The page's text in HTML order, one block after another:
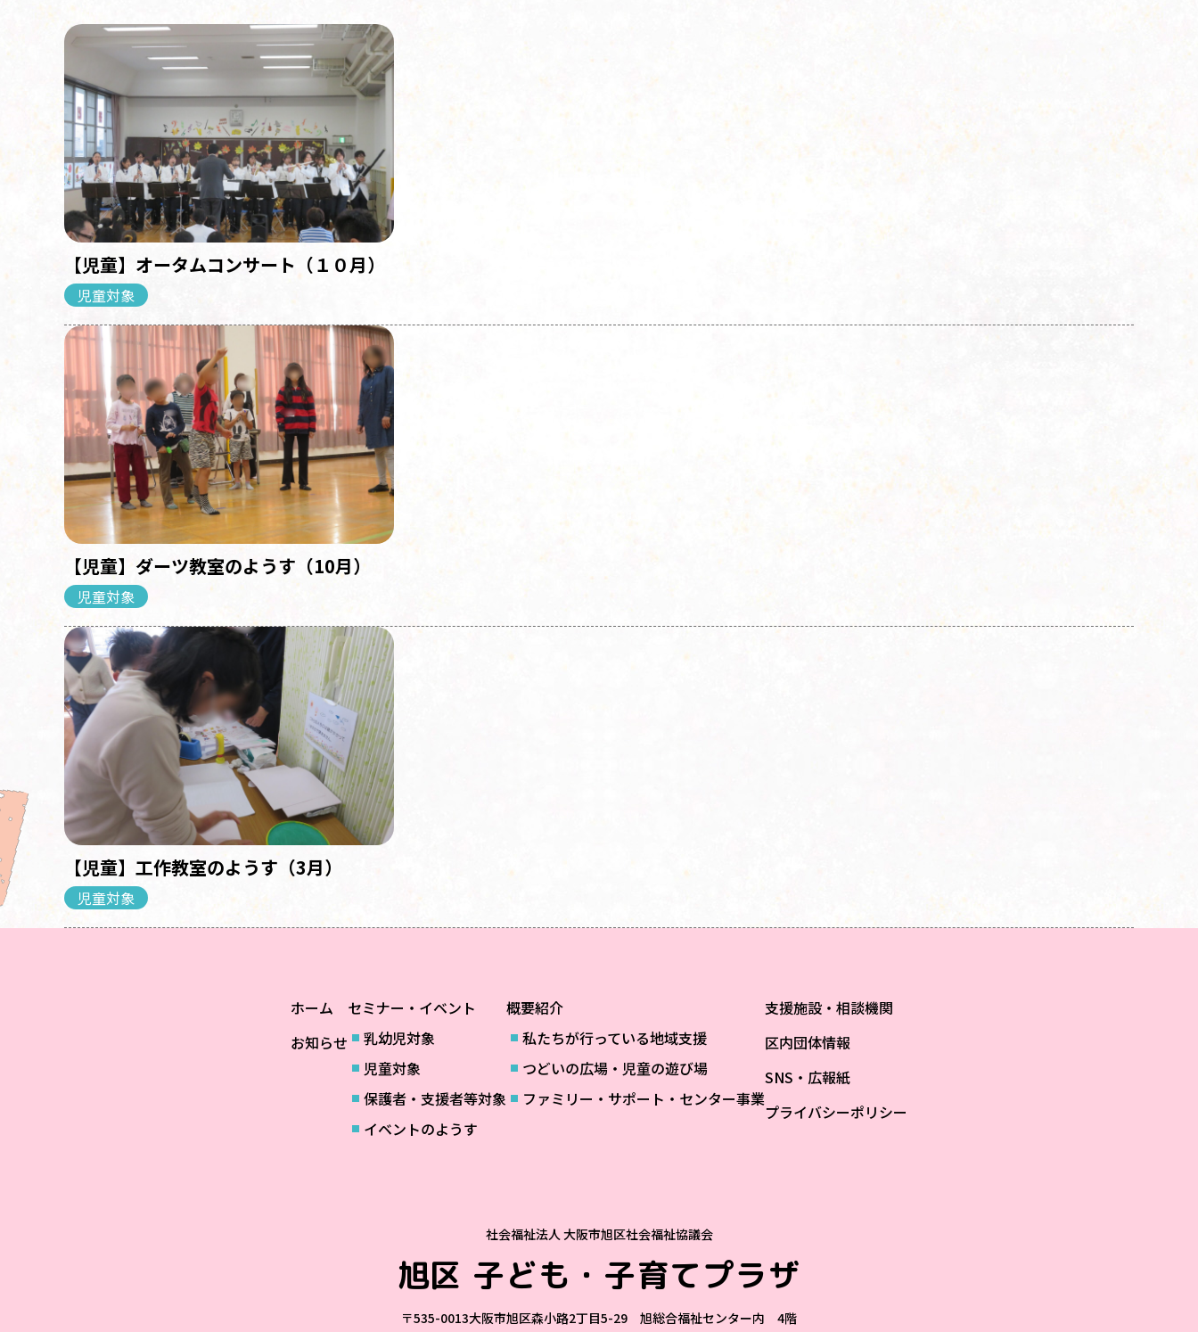
【児童】オータムコンサート（１０月）
児童対象
【児童】ダーツ教室のようす（10月）
児童対象
【児童】工作教室のようす（3月）
児童対象
ホーム
お知らせ
セミナー・イベント
乳幼児対象
児童対象
保護者・支援者等対象
イベントのようす
概要紹介
私たちが行っている地域支援
つどいの広場・児童の遊び場
ファミリー・サポート・センター事業
支援施設・相談機関
区内団体情報
SNS・広報紙
プライバシーポリシー
社会福祉法人 大阪市旭区社会福祉協議会
旭区 子ども・子育てプラザ
〒535-0013大阪市旭区森小路2丁目5-29 旭総合福祉センター内 4階